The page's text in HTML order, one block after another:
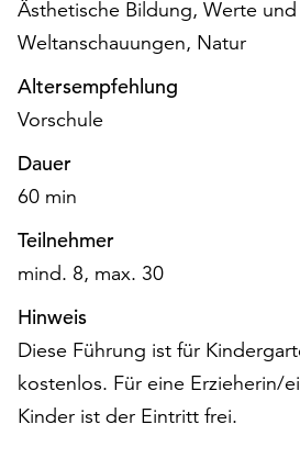
ändern
und
widerrufen.
Dafür
steht
am
Ende
Seite
die
„Cookie-
Einstellungen“
zur
Verfügung.
Funktionale
Ästhetische Bildung, Werte und
Weltanschauungen, Natur
Altersempfehlung
Vorschule
Dauer
60 min
Teilnehmer
mind. 8, max. 30
Hinweis
Diese Führung ist für
kostenlos. Für eine Erzieherin/
Kinder ist der Eintritt frei.